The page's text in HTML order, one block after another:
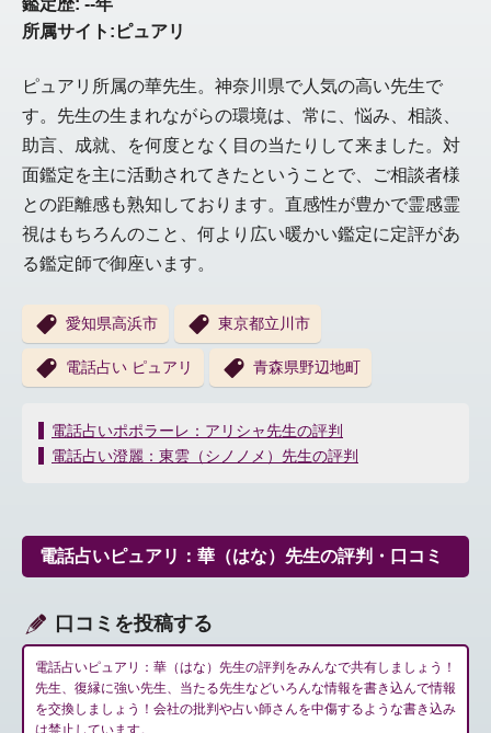
鑑定歴: --年
所属サイト:ピュアリ
ピュアリ所属の華先生。神奈川県で人気の高い先生で
す。先生の生まれながらの環境は、常に、悩み、相談、
助言、成就、を何度となく目の当たりして来ました。対
面鑑定を主に活動されてきたということで、ご相談者様
との距離感も熟知しております。直感性が豊かで霊感霊
視はもちろんのこと、何より広い暖かい鑑定に定評があ
る鑑定師で御座います。
愛知県高浜市 東京都立川市
電話占い ピュアリ 青森県野辺地町
投
稿
ー
シ
ン
電話占いポポラーレ：アリシャ先生の評判
電話占い澄麗：東雲（シノノメ）先生の評判
電話占いピュアリ：華（はな）先生の評判・口コミ
口コミを投稿する
電話占いピュアリ：華（はな）先生の評判をみんなで共有しましょう！
先生、復縁に強い先生、当たる先生などいろんな情報を書き込んで情報
を交換しましょう！会社の批判や占い師さんを中傷するような書き込み
は禁止しています。